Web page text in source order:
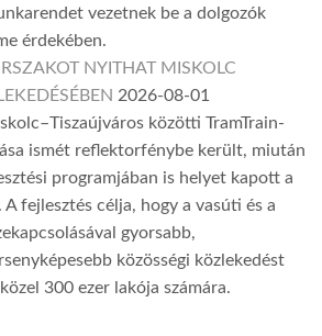
vezetnek be a dolgozók
érdekében.
NYITHAT MISKOLC
2026-08-01
közötti TramTrain-
ismét reflektorfénybe került, miután
programjában is helyet kapott a
fejlesztés célja, hogy a vasúti és a
gyorsabb,
közösségi közlekedést
300 ezer lakója számára.